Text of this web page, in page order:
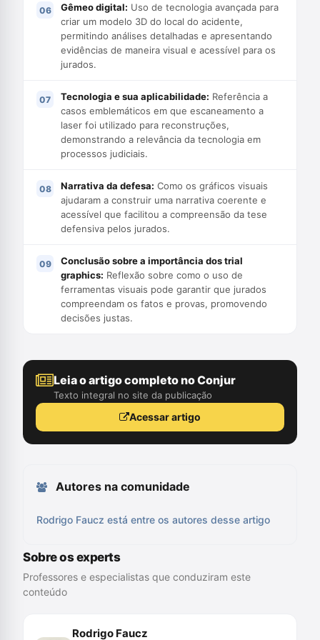
Gêmeo digital: Uso de tecnologia avançada para
criar um modelo 3D do local do acidente,
permitindo análises detalhadas e apresentando
evidências de maneira visual e acessível para os
jurados.
Tecnologia e sua aplicabilidade: Referência a
casos emblemáticos em que escaneamento a
laser foi utilizado para reconstruções,
demonstrando a relevância da tecnologia em
processos judiciais.
Narrativa da defesa: Como os gráficos visuais
ajudaram a construir uma narrativa coerente e
acessível que facilitou a compreensão da tese
defensiva pelos jurados.
Conclusão sobre a importância dos trial
graphics: Reflexão sobre como o uso de
ferramentas visuais pode garantir que jurados
compreendam os fatos e provas, promovendo
decisões justas.
Leia o artigo completo no Conjur
Texto integral no site da publicação
Acessar artigo
Autores na comunidade
Rodrigo Faucz está entre os autores desse artigo
Sobre os experts
Professores e especialistas que conduziram este
conteúdo
Rodrigo Faucz